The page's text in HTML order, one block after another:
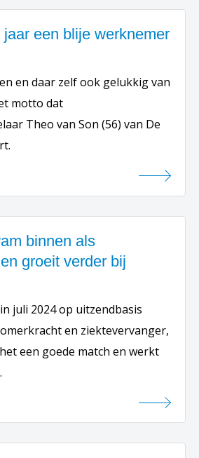
een blije werknemer
en daar zelf ook gelukkig van
motto dat
Theo van Son (56) van De
binnen als
groeit verder bij
juli 2024 op uitzendbasis
en ziektevervanger,
een goede match en werkt